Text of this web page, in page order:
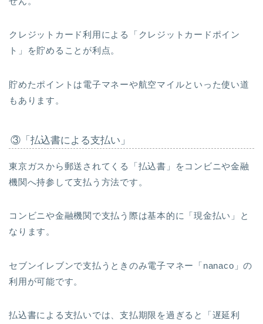
クレジットカード利用による「クレジットカードポイン
ト」を貯めることが利点。
貯めたポイントは電子マネーや航空マイルといった使い道
もあります。
③「払込書による支払い」
東京ガスから郵送されてくる「払込書」をコンビニや金融
機関へ持参して支払う方法です。
コンビニや金融機関で支払う際は基本的に「現金払い」と
なります。
セブンイレブンで支払うときのみ電子マネー「nanaco」の
利用が可能です。
払込書による支払いでは、支払期限を過ぎると「遅延利